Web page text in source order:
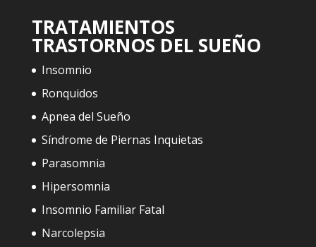
TRATAMIENTOS
TRASTORNOS DEL SUEÑO
Insomnio
Ronquidos
Apnea del Sueño
Síndrome de Piernas Inquietas
Parasomnia
Hipersomnia
Insomnio Familiar Fatal
Narcolepsia